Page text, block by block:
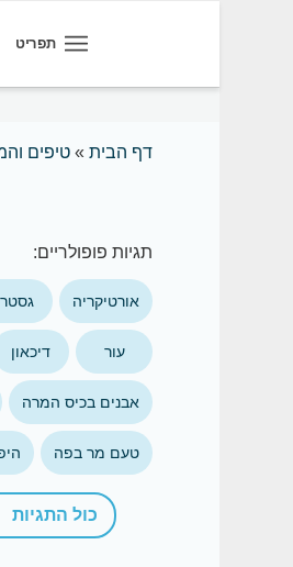
תפריט
דף הבית» טיפים
תגיות פופולריים:
אורטיקריה
עור דיכאון
אבנים בכיס המרה
טעם מר בפה
כול התגיות